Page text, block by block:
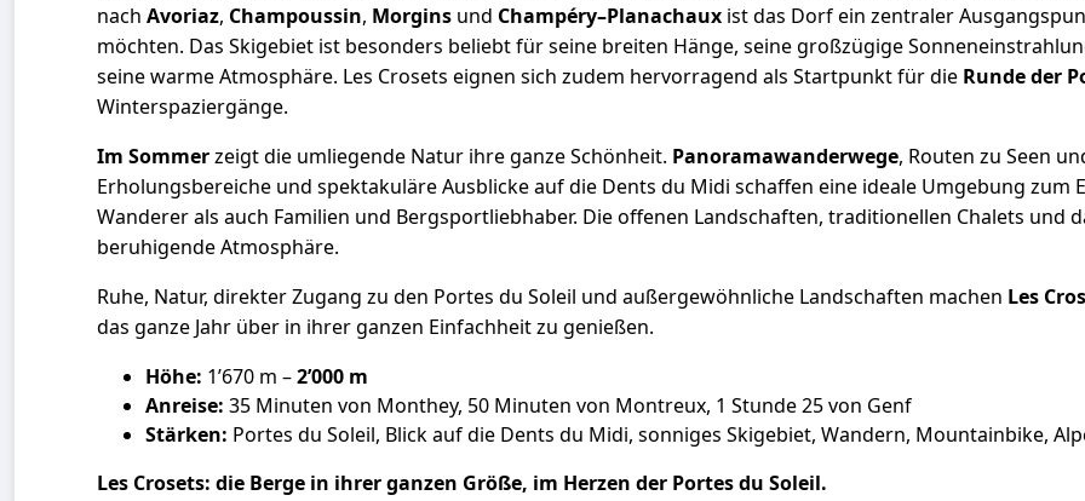
nach Avoriaz, Champoussin, Morgins und Champéry–Planachaux ist das Dorf ein zentraler
möchten. Das Skigebiet ist besonders beliebt für seine breiten Hänge, seine großzügige
seine warme Atmosphäre. Les Crosets eignen sich zudem hervorragend als Startpunkt für die Runde der
Winterspaziergänge.
Im Sommerzeigt die umliegende Natur ihre ganze Schönheit. Panoramawanderwege, Routen zu Seen
Erholungsbereiche und spektakuläre Ausblicke auf die Dents du Midi schaffen eine ideale Umgebung zum
Wanderer als auch Familien und Bergsportliebhaber. Die offenen Landschaften, traditionellen Chalets und
beruhigende Atmosphäre.
Ruhe, Natur, direkter Zugang zu den Portes du Soleil und außergewöhnliche Landschaften machen Les
das ganze Jahr über in ihrer ganzen Einfachheit zu genießen.
Höhe: 1’670 m –2’000 m
Anreise: 35 Minuten von Monthey, 50 Minuten von Montreux, 1 Stunde 25 von Genf
Stärken: Portes du Soleil, Blick auf die Dents du Midi, sonniges Skigebiet, Wandern, Mountainbike,
Les Crosets: die Berge in ihrer ganzen Größe, im Herzen der Portes du Soleil.